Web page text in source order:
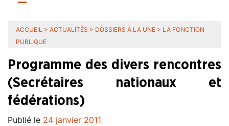
ACCUEIL > ACTUALITÉS > DOSSIERS À LA UNE > LA FONCTION
PUBLIQUE
Programme des divers rencontres
(Secrétaires nationaux et
fédérations)
Publié le 24 janvier 2011